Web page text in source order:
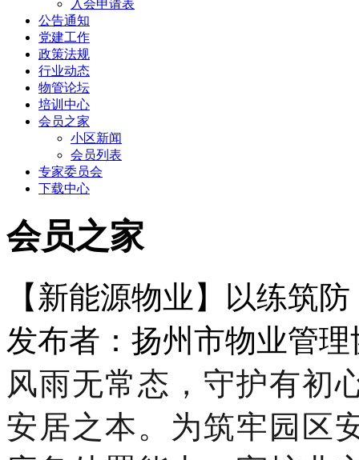
入会申请表
公告通知
党建工作
政策法规
行业动态
物管论坛
培训中心
会员之家
小区新闻
会员列表
专家委员会
下载中心
会员之家
【新能源物业】以练筑
发布者：扬州市物业管
风雨无常态，守护有初
安居之本。为筑牢园区